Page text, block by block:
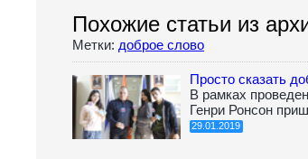
Похожие статьи из
Метки: доброе слово
Просто сказать
В рамках
Генри Ронсон
29.01.2019